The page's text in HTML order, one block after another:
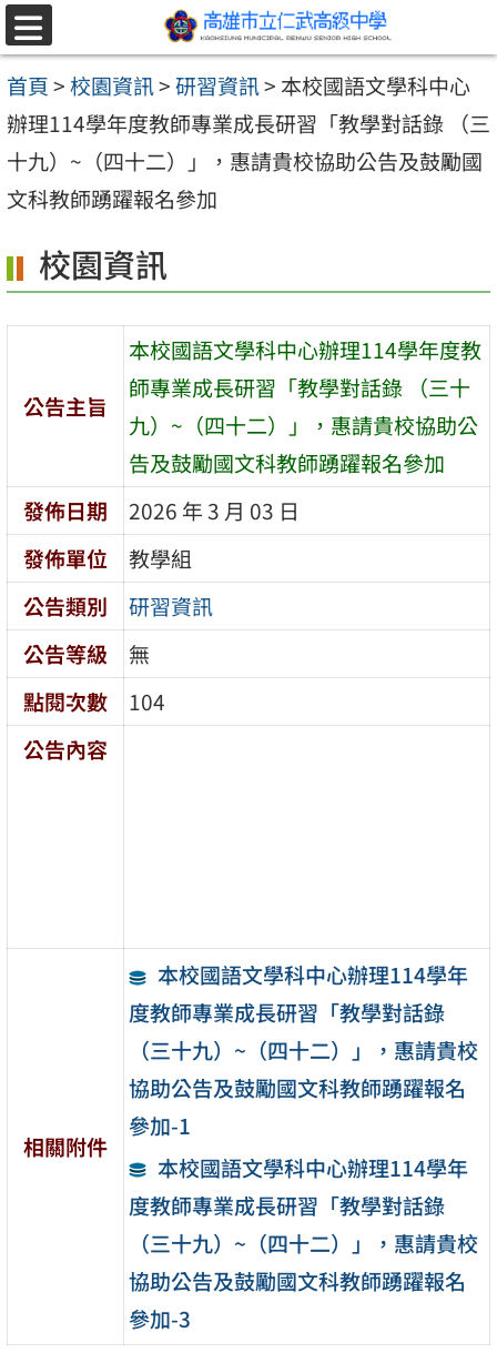
跳至主要內容區
選
單
首頁>校園資訊>研習資訊> 本校國語文學科中心
辦理114學年度教師專業成長研習「教學對話錄 （三
十九）~（四十二）」，惠請貴校協助公告及鼓勵國
文科教師踴躍報名參加
校園資訊
公告主旨
本校國語文學科中心辦理114學年度教
師專業成長研習「教學對話錄 （三十
九）~（四十二）」，惠請貴校協助公
告及鼓勵國文科教師踴躍報名參加
發佈日期
2026 年 3 月 03 日
發佈單位
教學組
公告類別
研習資訊
公告等級
無
點閱次數
104
公告內容
相關附件
本校國語文學科中心辦理114學年
度教師專業成長研習「教學對話錄
（三十九）~（四十二）」，惠請貴校
協助公告及鼓勵國文科教師踴躍報名
參加-1
本校國語文學科中心辦理114學年
度教師專業成長研習「教學對話錄
（三十九）~（四十二）」，惠請貴校
協助公告及鼓勵國文科教師踴躍報名
參加-3